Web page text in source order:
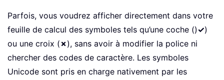
Parfois, vous voudrez afficher directement dans votre
feuille de calcul des symboles tels qu’une coche ()✓)
ou une croix (✗), sans avoir à modifier la police ni
chercher des codes de caractère. Les symboles
Unicode sont pris en charge nativement par les